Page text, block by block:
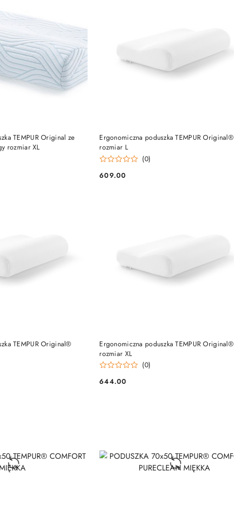
TEMPUR Original ze
rozmiar XL
DO KOSZYKA
Ergonomiczna poduszka TEMPUR Original®
rozmiar L
(0)
Cena:
609.00
DO KOSZYKA
TEMPUR Original®
DO KOSZYKA
Ergonomiczna poduszka TEMPUR Original®
rozmiar XL
(0)
Cena:
644.00
DO KOSZYKA